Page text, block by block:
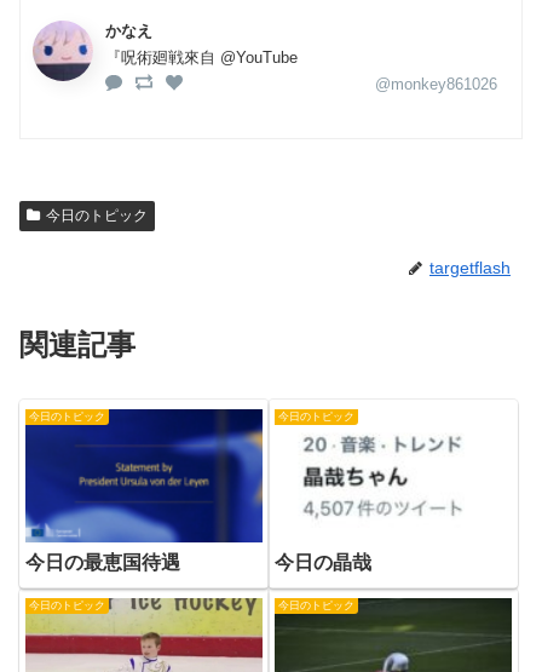
かなえ
『呪術廻戦來自 @YouTube
@monkey861026
今日のトピック
targetflash
関連記事
今日のトピック
今日の最恵国待遇
今日のトピック
今日の晶哉
今日のトピック 今日のトピック